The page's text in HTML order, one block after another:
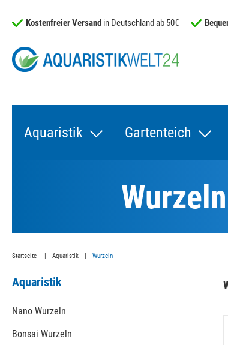
Kostenfreier Versand in Deutschland ab 50€
Aquaristik Gartenteich
Startseite Aquaristik Wurzeln
Aquaristik
Bonsai Wurzeln
Nano Wurzeln